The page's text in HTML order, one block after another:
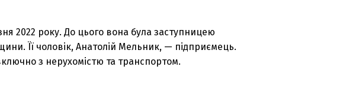
2022 року. До цього вона була заступницею
Її чоловік, Анатолій Мельник, — підприємець.
з нерухомістю та транспортом.